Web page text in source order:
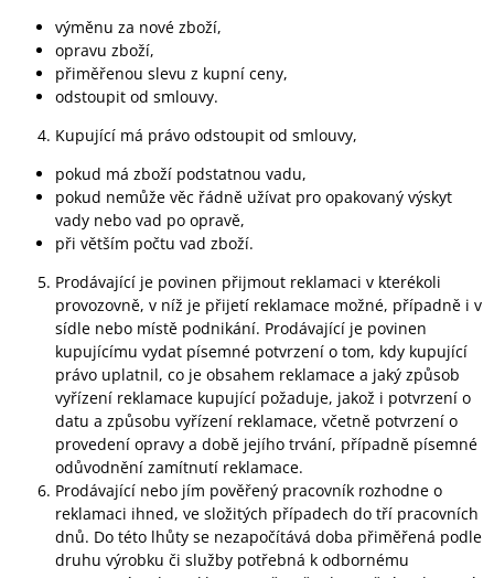
výměnu za nové zboží,
opravu zboží,
přiměřenou slevu z kupní ceny,
odstoupit od smlouvy.
Kupující má právo odstoupit od smlouvy,
pokud má zboží podstatnou vadu,
pokud nemůže věc řádně užívat pro opakovaný výskyt
vady nebo vad po opravě,
při větším počtu vad zboží.
Prodávající je povinen přijmout reklamaci v kterékoli
provozovně, v níž je přijetí reklamace možné, případně i v
sídle nebo místě podnikání. Prodávající je povinen
kupujícímu vydat písemné potvrzení o tom, kdy kupující
právo uplatnil, co je obsahem reklamace a jaký způsob
vyřízení reklamace kupující požaduje, jakož i potvrzení o
datu a způsobu vyřízení reklamace, včetně potvrzení o
provedení opravy a době jejího trvání, případně písemné
odůvodnění zamítnutí reklamace.
Prodávající nebo jím pověřený pracovník rozhodne o
reklamaci ihned, ve složitých případech do tří pracovních
dnů. Do této lhůty se nezapočítává doba přiměřená podle
druhu výrobku či služby potřebná k odbornému